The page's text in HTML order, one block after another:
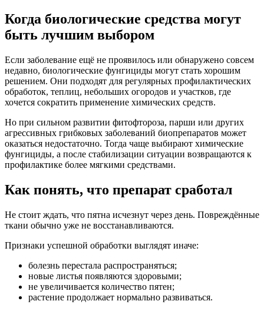
Когда биологические средства могут
быть лучшим выбором
Если заболевание ещё не проявилось или обнаружено совсем
недавно, биологические фунгициды могут стать хорошим
решением. Они подходят для регулярных профилактических
обработок, теплиц, небольших огородов и участков, где
хочется сократить применение химических средств.
Но при сильном развитии фитофтороза, парши или других
агрессивных грибковых заболеваний биопрепаратов может
оказаться недостаточно. Тогда чаще выбирают химические
фунгициды, а после стабилизации ситуации возвращаются к
профилактике более мягкими средствами.
Как понять, что препарат сработал
Не стоит ждать, что пятна исчезнут через день. Повреждённые
ткани обычно уже не восстанавливаются.
Признаки успешной обработки выглядят иначе:
болезнь перестала распространяться;
новые листья появляются здоровыми;
не увеличивается количество пятен;
растение продолжает нормально развиваться.